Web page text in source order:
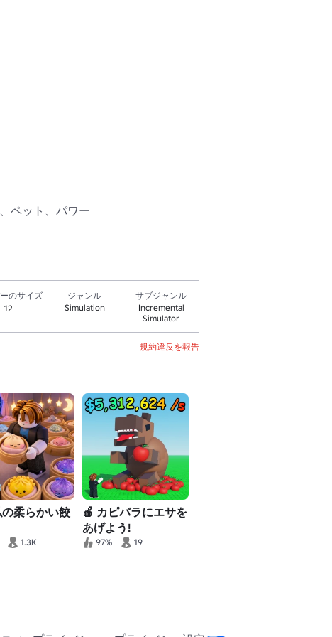
ペット、パワー
のサイズ
12
ジャンル
Simulation
サブジャンル
Incremental
Simulator
規約違反を報告
柔らかい餃
1.3K
🍎 カピバラにエサを
あげよう!
97% 19